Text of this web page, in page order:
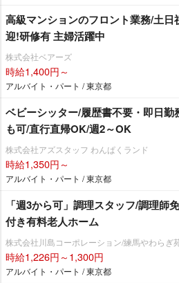
⾼級マンションのフロント業務/土
迎!研修有 主婦活躍中
株式会社ベアーズ
時給1,400円～
アルバイト・パート / 東京都
ベビーシッター/履歴書不要・即日
も可/直行直帰OK/週2～OK
株式会社アズスタッフ わんぱくランド
時給1,350円～
アルバイト・パート / 東京都
「週3から可」調理スタッフ/調理師
付き有料老人ホーム
株式会社川島コーポレーション/練馬やわらぎ
時給1,226円～1,300円
アルバイト・パート / 東京都